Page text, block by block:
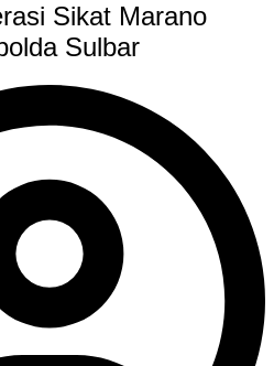
Sikat Marano
Sulbar